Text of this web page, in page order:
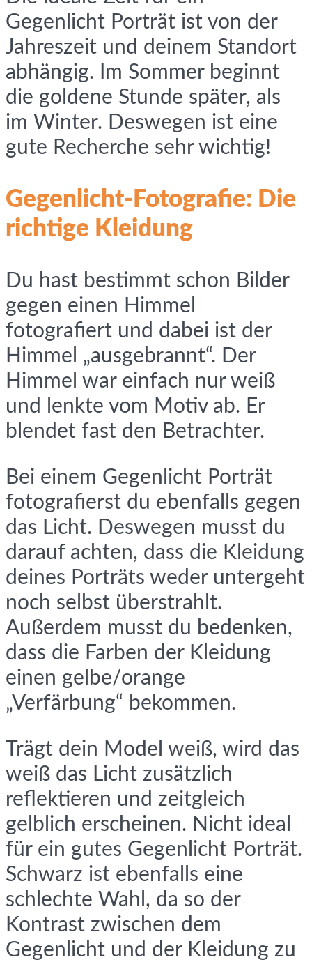
Gegenlicht Porträt ist von der
Jahreszeit und deinem Standort
abhängig. Im Sommer beginnt
die goldene Stunde später, als
im Winter. Deswegen ist eine
gute Recherche sehr wichtig!
Gegenlicht-Fotografie: Die
richtige Kleidung
Du hast bestimmt schon Bilder
gegen einen Himmel
fotografiert und dabei ist der
Himmel „ausgebrannt“. Der
Himmel war einfach nur weiß
und lenkte vom Motiv ab. Er
blendet fast den Betrachter.
Bei einem Gegenlicht Porträt
fotografierst du ebenfalls gegen
das Licht. Deswegen musst du
darauf achten, dass die Kleidung
deines Porträts weder untergeht
noch selbst überstrahlt.
Außerdem musst du bedenken,
dass die Farben der Kleidung
einen gelbe/orange
„Verfärbung“ bekommen.
Trägt dein Model weiß, wird das
weiß das Licht zusätzlich
reflektieren und zeitgleich
gelblich erscheinen. Nicht ideal
für ein gutes Gegenlicht Porträt.
Schwarz ist ebenfalls eine
schlechte Wahl, da so der
Kontrast zwischen dem
Gegenlicht und der Kleidung zu